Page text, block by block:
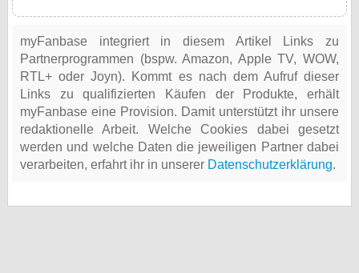
myFanbase integriert in diesem Artikel Links zu
Partnerprogrammen (bspw. Amazon, Apple TV, WOW,
RTL+ oder Joyn). Kommt es nach dem Aufruf dieser
Links zu qualifizierten Käufen der Produkte, erhält
myFanbase eine Provision. Damit unterstützt ihr unsere
redaktionelle Arbeit. Welche Cookies dabei gesetzt
werden und welche Daten die jeweiligen Partner dabei
verarbeiten, erfahrt ihr in unserer Datenschutzerklärung.